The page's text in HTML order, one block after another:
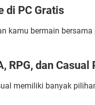
di PC Gratis
kamu bermain
RPG, dan
memiliki banyak